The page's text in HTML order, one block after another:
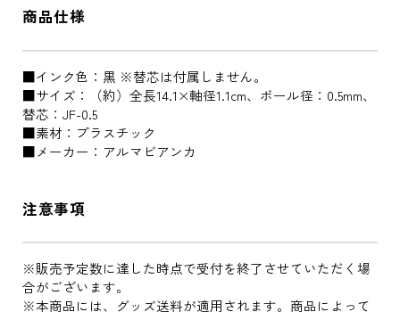
商品仕様
■インク色：黒 ※替芯は付属しません。
■サイズ：（約）全長14.1×軸径1.1cm、ボール径：0.5mm、
替芯：JF-0.5
■素材：プラスチック
■メーカー：アルマビアンカ
注意事項
※販売予定数に達した時点で受付を終了させていただく場
合がございます。
※本商品には、グッズ送料が適用されます。商品によって